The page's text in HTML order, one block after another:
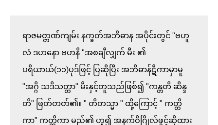
ရာဇမတ္တဏ်ကျမ်း နက္ခတ်အဘိဓာန အပိုင်းတွင် "ဗဟူ
လံ ဒဟနော ဗဟနိ "အစချီလျှက် မီး ၏
ပရိယာယ်(၁၁)ပုဒ်ဖြင့် ပြဆိုပြီး အဘိဓာန်ဋီကာမှာမူ
"အဂ္ဂိ သဒိသတ္တာ" မီးနှင့်တူသည်ဖြစ်၍ "ကန္တတိ ဆိန္ဒ
တိ" ဖြတ်တတ်၏။ " တိတသ္မာ " ထို့ကြောင့် " ကတ္တိ
ကာ" ကတ္တိကာ မည်၏ ဟူ၍ အနက်ဝိဂြိုလ်ဖွင့်ဆိုထား